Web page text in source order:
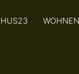
HUS23 WOHNEN